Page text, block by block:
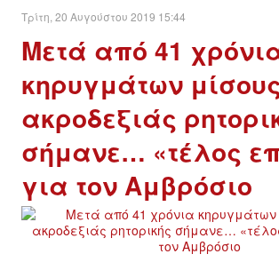
ΜΟΥΣΙΚΉ
ΚΙΝΗΜΑΤΟΓΡΆΦΟΣ
Τρίτη, 20 Αυγούστου 2019 15:44
Μετά από 41
κηρυγμάτων
ακροδεξιάς
σήμανε… «τέλος
για τον Αμβρόσιο